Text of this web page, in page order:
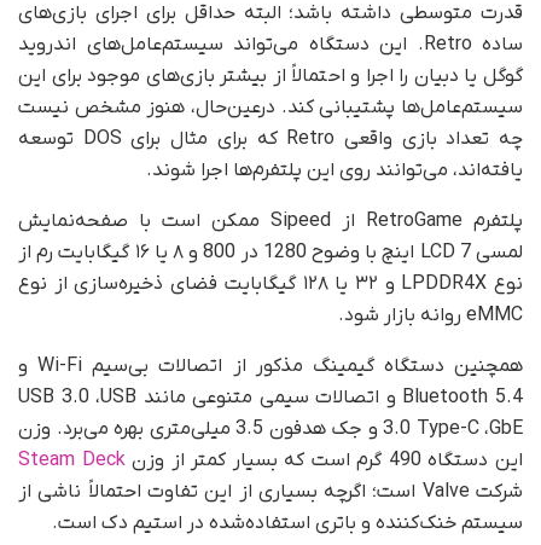
قدرت متوسطی داشته باشد؛ البته حداقل برای اجرای بازی‌های
ساده Retro. این دستگاه می‌تواند سیستم‌عامل‌های اندروید
گوگل یا دبیان را اجرا و احتمالاً از بیشتر بازی‌های موجود برای این
سیستم‌عامل‌ها پشتیبانی کند. در‌عین‌حال، هنوز مشخص نیست
چه تعداد بازی واقعی Retro که برای مثال برای DOS توسعه
یافته‌اند، می‌توانند روی این پلتفرم‌ها اجرا شوند.
پلتفرم RetroGame از Sipeed ممکن است با صفحه‌نمایش
لمسی LCD 7 اینچ با وضوح 1280 در 800 و ۸ یا ۱۶ گیگابایت رم از
نوع LPDDR4X و ۳۲ یا ۱۲۸ گیگابایت فضای ذخیره‌سازی از نوع
eMMC روانه بازار شود.
همچنین دستگاه گیمینگ مذکور از اتصالات بی‌سیم Wi-Fi و
Bluetooth 5.4 و اتصالات سیمی متنوعی مانند USB 3.0 ،‌USB
3.0 Type-C ،‌GbE و جک هدفون 3.5 میلی‌متری بهره می‌برد. وزن
این دستگاه 490 گرم است که بسیار کمتر از وزن
Steam Deck
شرکت Valve است؛ اگرچه بسیاری از این تفاوت احتمالاً ناشی از
سیستم خنک‌کننده و باتری استفاده‌شده در استیم دک است.